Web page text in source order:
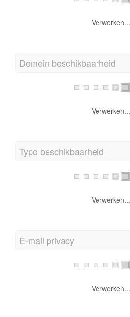
Verwerken...
Domein beschikbaarheid
Verwerken...
Typo beschikbaarheid
Verwerken...
E-mail privacy
Verwerken...